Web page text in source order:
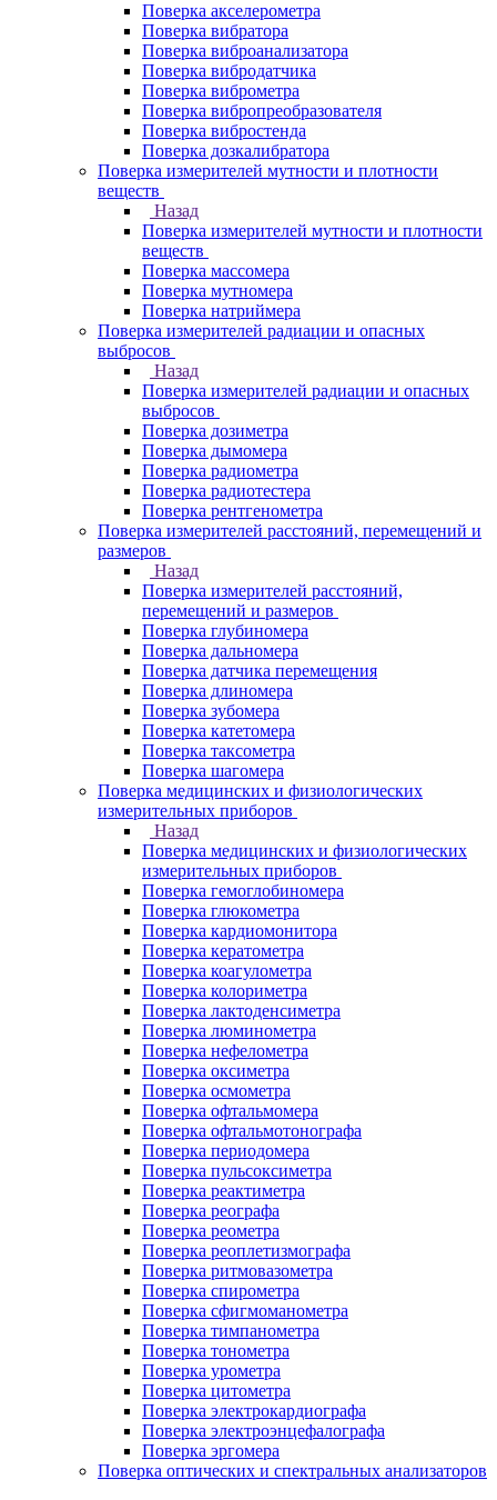
Поверка акселерометра
Поверка вибратора
Поверка виброанализатора
Поверка вибродатчика
Поверка виброметра
Поверка вибропреобразователя
Поверка вибростенда
Поверка дозкалибратора
Поверка измерителей мутности и плотности
веществ
Назад
Поверка измерителей мутности и плотности
веществ
Поверка массомера
Поверка мутномера
Поверка натриймера
Поверка измерителей радиации и опасных
выбросов
Назад
Поверка измерителей радиации и опасных
выбросов
Поверка дозиметра
Поверка дымомера
Поверка радиометра
Поверка радиотестера
Поверка рентгенометра
Поверка измерителей расстояний, перемещений и
размеров
Назад
Поверка измерителей расстояний,
перемещений и размеров
Поверка глубиномера
Поверка дальномера
Поверка датчика перемещения
Поверка длиномера
Поверка зубомера
Поверка катетомера
Поверка таксометра
Поверка шагомера
Поверка медицинских и физиологических
измерительных приборов
Назад
Поверка медицинских и физиологических
измерительных приборов
Поверка гемоглобиномера
Поверка глюкометра
Поверка кардиомонитора
Поверка кератометра
Поверка коагулометра
Поверка колориметра
Поверка лактоденсиметра
Поверка люминометра
Поверка нефелометра
Поверка оксиметра
Поверка осмометра
Поверка офтальмомера
Поверка офтальмотонографа
Поверка периодомера
Поверка пульсоксиметра
Поверка реактиметра
Поверка реографа
Поверка реометра
Поверка реоплетизмографа
Поверка ритмовазометра
Поверка спирометра
Поверка сфигмоманометра
Поверка тимпанометра
Поверка тонометра
Поверка урометра
Поверка цитометра
Поверка электрокардиографа
Поверка электроэнцефалографа
Поверка эргомера
Поверка оптических и спектральных анализаторов